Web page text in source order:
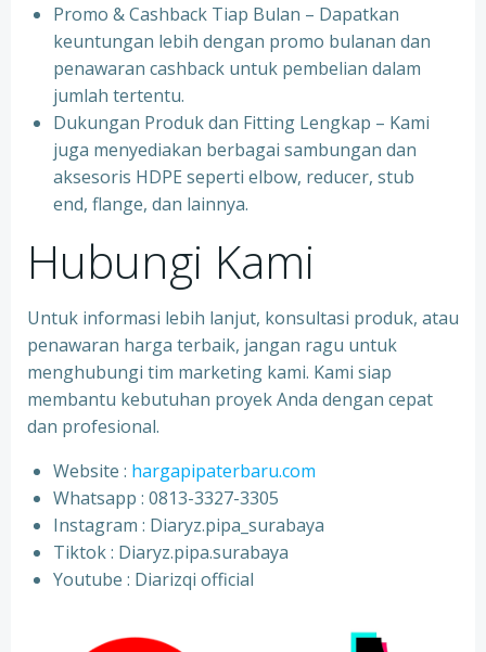
Promo & Cashback Tiap Bulan – Dapatkan
keuntungan lebih dengan promo bulanan dan
penawaran cashback untuk pembelian dalam
jumlah tertentu.
Dukungan Produk dan Fitting Lengkap – Kami
juga menyediakan berbagai sambungan dan
aksesoris HDPE seperti elbow, reducer, stub
end, flange, dan lainnya.
Hubungi Kami
Untuk informasi lebih lanjut, konsultasi produk, atau
penawaran harga terbaik, jangan ragu untuk
menghubungi tim marketing kami. Kami siap
membantu kebutuhan proyek Anda dengan cepat
dan profesional.
Website : hargapipaterbaru.com
Whatsapp : 0813-3327-3305
⁠Instagram : Diaryz.pipa_surabaya
⁠Tiktok : Diaryz.pipa.surabaya
⁠Youtube : Diarizqi official